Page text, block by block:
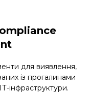
для виявлення,
із прогалинами
інфраструктури.